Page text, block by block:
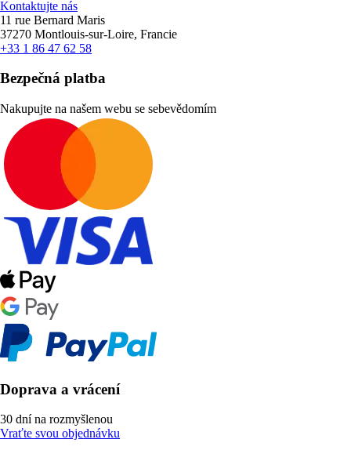
Kontaktujte nás
11 rue Bernard Maris
37270 Montlouis-sur-Loire, Francie
+33 1 86 47 62 58
Bezpečná platba
Nakupujte na našem webu se sebevědomím
Doprava a vrácení
30 dní na rozmyšlenou
Vraťte svou objednávku